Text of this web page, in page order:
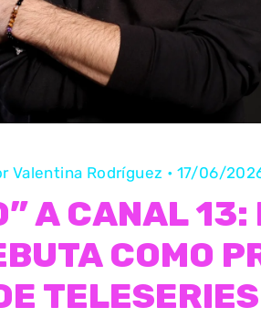
Valentina Rodríguez • 17/06/
A CANAL 13:
COMO
TELESERIES